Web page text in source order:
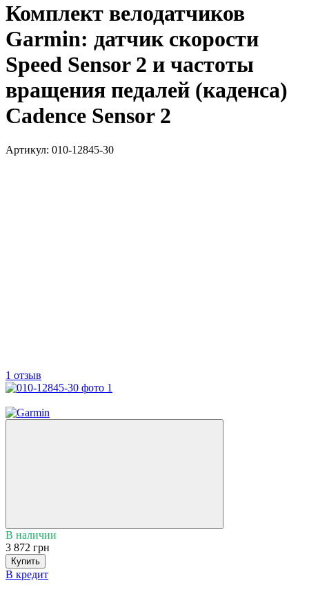
Комплект велодатчиков
Garmin: датчик скорости
Speed Sensor 2 и частоты
вращения педалей (каденса)
Cadence Sensor 2
Артикул: 010-12845-30
1 отзыв
В наличии
3 872 грн
Купить
В кредит